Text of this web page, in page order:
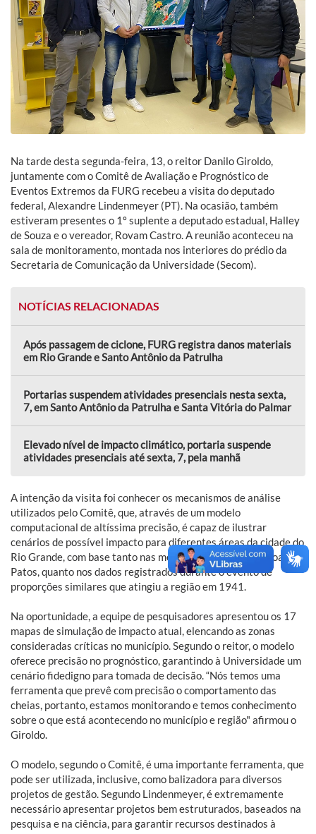
Na tarde desta segunda-feira, 13, o reitor Danilo Giroldo,
juntamente com o Comitê de Avaliação e Prognóstico de
Eventos Extremos da FURG recebeu a visita do deputado
federal, Alexandre Lindenmeyer (PT). Na ocasião, também
estiveram presentes o 1º suplente a deputado estadual, Halley
de Souza e o vereador, Rovam Castro. A reunião aconteceu na
sala de monitoramento, montada nos interiores do prédio da
Secretaria de Comunicação da Universidade (Secom).
NOTÍCIAS RELACIONADAS
Após passagem de ciclone, FURG registra danos materiais
em Rio Grande e Santo Antônio da Patrulha
Portarias suspendem atividades presenciais nesta sexta,
7, em Santo Antônio da Patrulha e Santa Vitória do Palmar
Elevado nível de impacto climático, portaria suspende
atividades presenciais até sexta, 7, pela manhã
A intenção da visita foi conhecer os mecanismos de análise
utilizados pelo Comitê, que, através de um modelo
computacional de altíssima precisão, é capaz de ilustrar
cenários de possível impacto para diferentes áreas da cidade do
Rio Grande, com base tanto nas medições do nível da Lagoa dos
Patos, quanto nos dados registrados durante o evento de
proporções similares que atingiu a região em 1941.
Na oportunidade, a equipe de pesquisadores apresentou os 17
mapas de simulação de impacto atual, elencando as zonas
consideradas críticas no município. Segundo o reitor, o modelo
oferece precisão no prognóstico, garantindo à Universidade um
cenário fidedigno para tomada de decisão. “Nós temos uma
ferramenta que prevê com precisão o comportamento das
cheias, portanto, estamos monitorando e temos conhecimento
sobre o que está acontecendo no município e região" afirmou o
Giroldo.
O modelo, segundo o Comitê, é uma importante ferramenta, que
pode ser utilizada, inclusive, como balizadora para diversos
projetos de gestão. Segundo Lindenmeyer, é extremamente
necessário apresentar projetos bem estruturados, baseados na
pesquisa e na ciência, para garantir recursos destinados à